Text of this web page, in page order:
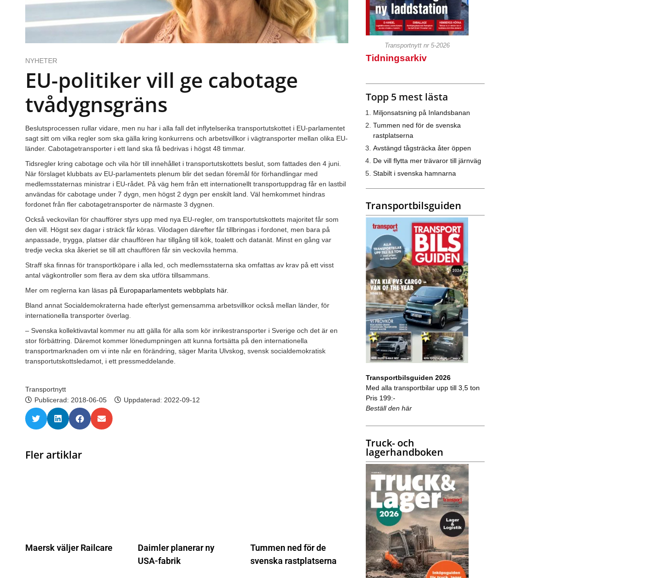
NYHETER
EU-politiker vill ge cabotage
tvådygnsgräns
Beslutsprocessen rullar vidare, men nu har i alla fall det inflytelserika transportutskottet i EU-parlamentet
sagt sitt om vilka regler som ska gälla kring konkurrens och arbetsvillkor i vägtransporter mellan olika EU-
länder. Cabotagetransporter i ett land ska få bedrivas i högst 48 timmar.
Tidsregler kring cabotage och vila hör till innehållet i transportutskottets beslut, som fattades den 4 juni.
När förslaget klubbats av EU-parlamentets plenum blir det sedan föremål för förhandlingar med
medlemsstaternas ministrar i EU-rådet. På väg hem från ett internationellt transportuppdrag får en lastbil
användas för cabotage under 7 dygn, men högst 2 dygn per enskilt land. Väl hemkommet hindras
fordonet från fler cabotagetransporter de närmaste 3 dygnen.
Också veckovilan för chaufförer styrs upp med nya EU-regler, om transportutskottets majoritet får som
den vill. Högst sex dagar i sträck får köras. Vilodagen därefter får tillbringas i fordonet, men bara på
anpassade, trygga, platser där chauffören har tillgång till kök, toalett och datanät. Minst en gång var
tredje vecka ska åkeriet se till att chauffören får sin veckovila hemma.
Straff ska finnas för transportköpare i alla led, och medlemsstaterna ska omfattas av krav på ett visst
antal vägkontroller som flera av dem ska utföra tillsammans.
Mer om reglerna kan läsas på Europaparlamentets webbplats här.
Bland annat Socialdemokraterna hade efterlyst gemensamma arbetsvillkor också mellan länder, för
internationella transporter överlag.
– Svenska kollektivavtal kommer nu att gälla för alla som kör inrikestransporter i Sverige och det är en
stor förbättring. Däremot kommer lönedumpningen att kunna fortsätta på den internationella
transportmarknaden om vi inte når en förändring, säger Marita Ulvskog, svensk socialdemokratisk
transportutskottsledamot, i ett pressmeddelande.
Transportnytt
Publicerad: 2018-06-05 Uppdaterad: 2022-09-12
Fler artiklar
Maersk väljer Railcare
Daimler planerar ny
USA-fabrik
Tummen ned för de
svenska rastplatserna
Transportnytt nr 5-2026
Tidningsarkiv
Topp 5 mest lästa
Miljonsatsning på Inlandsbanan
Tummen ned för de svenska
rastplatserna
Avstängd tågsträcka åter öppen
De vill flytta mer trävaror till järnväg
Stabilt i svenska hamnarna
Transportbilsguiden
Transportbilsguiden 2026
Med alla transportbilar upp till 3,5 ton
Pris 199:-
Beställ den här
Truck- och
lagerhandboken